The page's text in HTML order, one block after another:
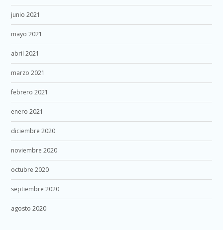
junio 2021
mayo 2021
abril 2021
marzo 2021
febrero 2021
enero 2021
diciembre 2020
noviembre 2020
octubre 2020
septiembre 2020
agosto 2020